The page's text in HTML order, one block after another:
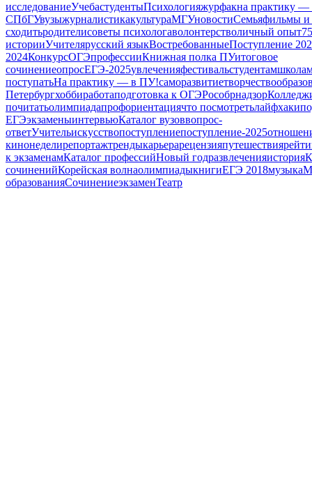
исследованиеУчебастудентыПсихологияжурфакна практику
СПбГУвузыжурналистикакультураМГУновостиСемьяфильмы и
сходитьродителисоветы психологаволонтерстволичный опыт
историиУчителярусский языкВостребованныеПоступление
2024КонкурсОГЭпрофессииКнижная полка ПУитоговое
сочинениеопросЕГЭ-2025увлеченияфестивальстудентамшкола
поступатьНа практику — в ПУ!саморазвитиетворчество
Петербургхоббиработаподготовка к ОГЭРособрнадзор
почитатьолимпиадапрофориентациячто посмотретьлайфхаки
ЕГЭэкзаменыинтервьюКаталог вузоввопрос-
ответУчительискусствопоступлениепоступление-2025
кинонеделирепортажтрендыкарьерарецензияпутешествия
к экзаменамКаталог профессийНовый годразвлеченияистория
сочиненийКорейская волнаолимпиадыкнигиЕГЭ 2018музыка
образованияСочинениеэкзаменТеатр